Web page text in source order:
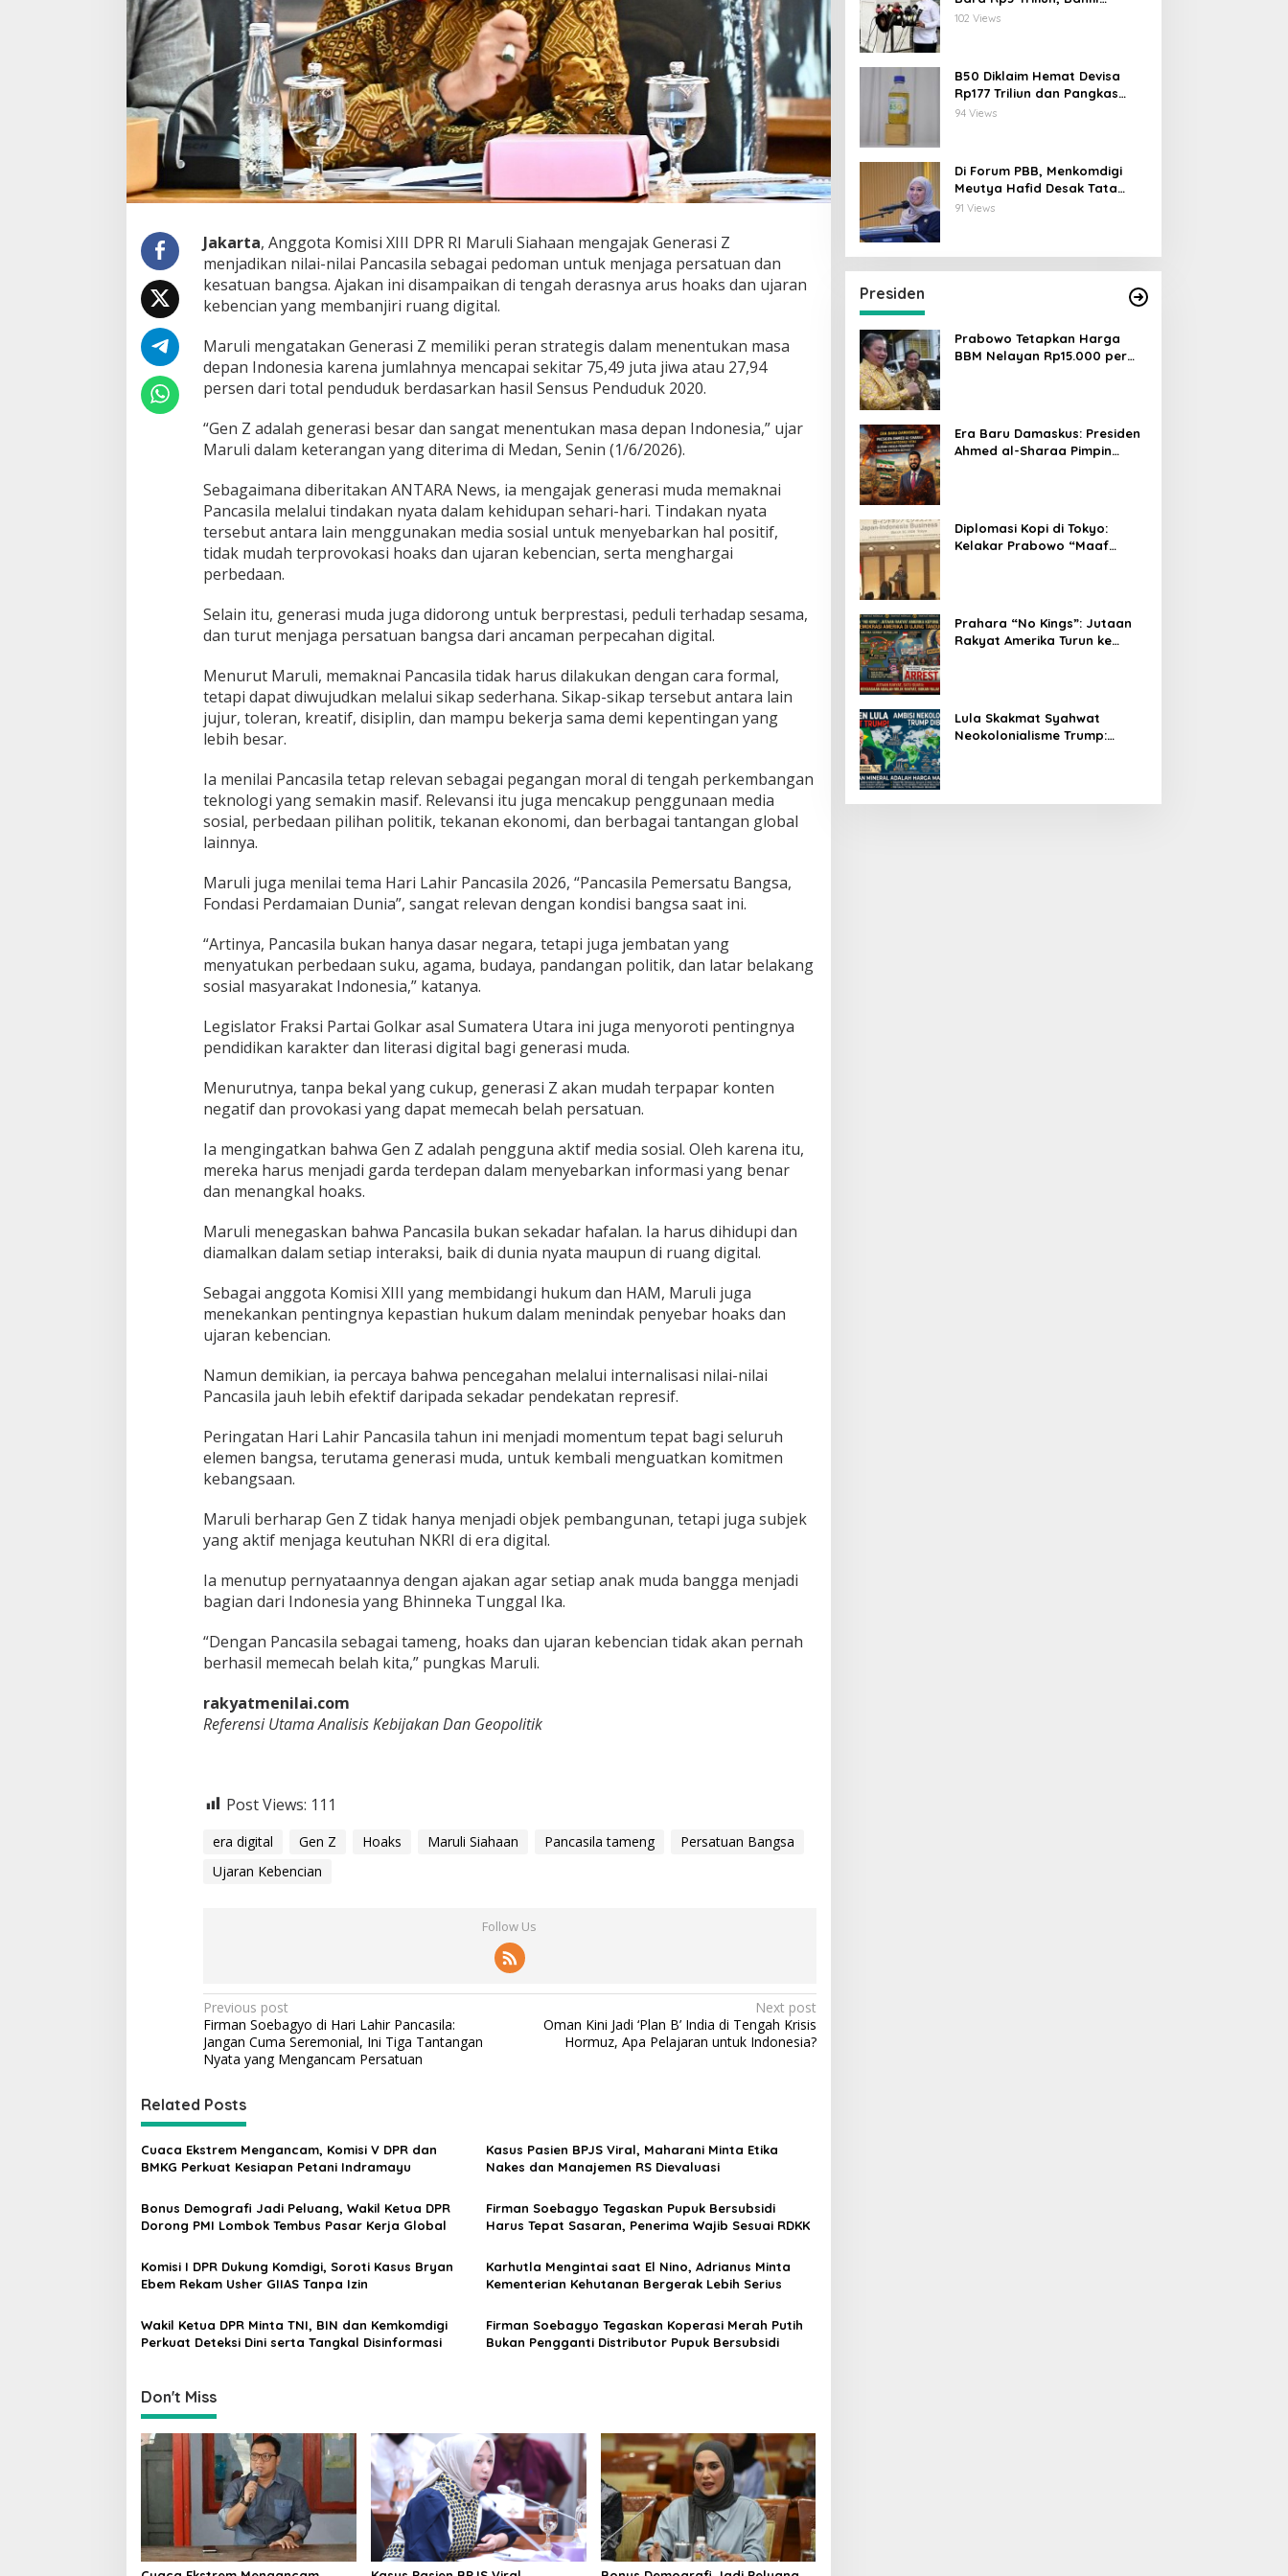
T
a
m
n
g
P
a
n
c
a
s
l
a
,
L
a
a
n
H
o
k
s
d
n
U
j
a
r
a
K
e
e
n
c
i
a
d
i
E
r
g
i
a
l
Jakarta, Anggota Komisi XIII DPR RI Maruli Siahaan mengajak Generasi Z
menjadikan nilai-nilai Pancasila sebagai pedoman untuk menjaga persatuan dan
kesatuan bangsa. Ajakan ini disampaikan di tengah derasnya arus hoaks dan ujaran
kebencian yang membanjiri ruang digital.
Maruli mengatakan Generasi Z memiliki peran strategis dalam menentukan masa
depan Indonesia karena jumlahnya mencapai sekitar 75,49 juta jiwa atau 27,94
persen dari total penduduk berdasarkan hasil Sensus Penduduk 2020.
“Gen Z adalah generasi besar dan sangat menentukan masa depan Indonesia,” ujar
Maruli dalam keterangan yang diterima di Medan, Senin (1/6/2026).
Sebagaimana diberitakan ANTARA News, ia mengajak generasi muda memaknai
Pancasila melalui tindakan nyata dalam kehidupan sehari-hari. Tindakan nyata
tersebut antara lain menggunakan media sosial untuk menyebarkan hal positif,
tidak mudah terprovokasi hoaks dan ujaran kebencian, serta menghargai
perbedaan.
Selain itu, generasi muda juga didorong untuk berprestasi, peduli terhadap sesama,
dan turut menjaga persatuan bangsa dari ancaman perpecahan digital.
Menurut Maruli, memaknai Pancasila tidak harus dilakukan dengan cara formal,
tetapi dapat diwujudkan melalui sikap sederhana. Sikap-sikap tersebut antara lain
jujur, toleran, kreatif, disiplin, dan mampu bekerja sama demi kepentingan yang
lebih besar.
Ia menilai Pancasila tetap relevan sebagai pegangan moral di tengah perkembangan
teknologi yang semakin masif. Relevansi itu juga mencakup penggunaan media
sosial, perbedaan pilihan politik, tekanan ekonomi, dan berbagai tantangan global
lainnya.
Maruli juga menilai tema Hari Lahir Pancasila 2026, “Pancasila Pemersatu Bangsa,
Fondasi Perdamaian Dunia”, sangat relevan dengan kondisi bangsa saat ini.
“Artinya, Pancasila bukan hanya dasar negara, tetapi juga jembatan yang
menyatukan perbedaan suku, agama, budaya, pandangan politik, dan latar belakang
sosial masyarakat Indonesia,” katanya.
Legislator Fraksi Partai Golkar asal Sumatera Utara ini juga menyoroti pentingnya
pendidikan karakter dan literasi digital bagi generasi muda.
Menurutnya, tanpa bekal yang cukup, generasi Z akan mudah terpapar konten
negatif dan provokasi yang dapat memecah belah persatuan.
Ia mengingatkan bahwa Gen Z adalah pengguna aktif media sosial. Oleh karena itu,
mereka harus menjadi garda terdepan dalam menyebarkan informasi yang benar
dan menangkal hoaks.
Maruli menegaskan bahwa Pancasila bukan sekadar hafalan. Ia harus dihidupi dan
diamalkan dalam setiap interaksi, baik di dunia nyata maupun di ruang digital.
Sebagai anggota Komisi XIII yang membidangi hukum dan HAM, Maruli juga
menekankan pentingnya kepastian hukum dalam menindak penyebar hoaks dan
ujaran kebencian.
Namun demikian, ia percaya bahwa pencegahan melalui internalisasi nilai-nilai
Pancasila jauh lebih efektif daripada sekadar pendekatan represif.
Peringatan Hari Lahir Pancasila tahun ini menjadi momentum tepat bagi seluruh
elemen bangsa, terutama generasi muda, untuk kembali menguatkan komitmen
kebangsaan.
Maruli berharap Gen Z tidak hanya menjadi objek pembangunan, tetapi juga subjek
yang aktif menjaga keutuhan NKRI di era digital.
Ia menutup pernyataannya dengan ajakan agar setiap anak muda bangga menjadi
bagian dari Indonesia yang Bhinneka Tunggal Ika.
“Dengan Pancasila sebagai tameng, hoaks dan ujaran kebencian tidak akan pernah
berhasil memecah belah kita,” pungkas Maruli.
rakyatmenilai.com
Referensi Utama Analisis Kebijakan Dan Geopolitik
Post Views: 111
era digital Gen Z Hoaks Maruli Siahaan Pancasila tameng
Persatuan Bangsa
Ujaran Kebencian
Follow Us
P
o
s
t
n
a
v
i
g
t
o
Previous post
Firman Soebagyo di Hari Lahir Pancasila:
Jangan Cuma Seremonial, Ini Tiga Tantangan
Nyata yang Mengancam Persatuan
Next post
Oman Kini Jadi ‘Plan B’ India di Tengah Krisis
Hormuz, Apa Pelajaran untuk Indonesia?
Related Posts
Cuaca Ekstrem Mengancam, Komisi V DPR dan
BMKG Perkuat Kesiapan Petani Indramayu
Kasus Pasien BPJS Viral, Maharani Minta Etika
Nakes dan Manajemen RS Dievaluasi
Bonus Demografi Jadi Peluang, Wakil Ketua DPR
Dorong PMI Lombok Tembus Pasar Kerja Global
Firman Soebagyo Tegaskan Pupuk Bersubsidi
Harus Tepat Sasaran, Penerima Wajib Sesuai RDKK
Komisi I DPR Dukung Komdigi, Soroti Kasus Bryan
Ebem Rekam Usher GIIAS Tanpa Izin
Karhutla Mengintai saat El Nino, Adrianus Minta
Kementerian Kehutanan Bergerak Lebih Serius
Wakil Ketua DPR Minta TNI, BIN dan Kemkomdigi
Perkuat Deteksi Dini serta Tangkal Disinformasi
Firman Soebagyo Tegaskan Koperasi Merah Putih
Bukan Pengganti Distributor Pupuk Bersubsidi
Don't Miss
Lahadalia: ESDM Siap Berikan
102 Views
B50 Diklaim Hemat Devisa
Rp177 Triliun dan Pangkas
Emisi 44 Juta Ton CO₂
94 Views
Di Forum PBB, Menkomdigi
Meutya Hafid Desak Tata
Kelola AI Global Utamakan
91 Views
Presiden
Prabowo Tetapkan Harga
BBM Nelayan Rp15.000 per
Era Baru Damaskus: Presiden
Ahmed al-Sharaa Pimpin
Diplomasi Kopi di Tokyo:
Kelakar Prabowo “Maaf
Prahara “No Kings”: Jutaan
Rakyat Amerika Turun ke
Lula Skakmat Syahwat
Neokolonialisme Trump: